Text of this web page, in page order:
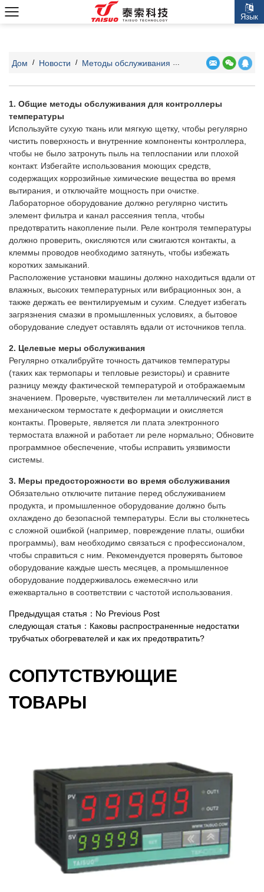
Язык
Дом / Новости / Методы обслуживания и меры предосторожности для контроллеров температуры
1. Общие методы обслуживания для контроллеры
температуры
Используйте сухую ткань или мягкую щетку, чтобы регулярно
чистить поверхность и внутренние компоненты контроллера,
чтобы не было затронуть пыль на теплоспании или плохой
контакт. Избегайте использования моющих средств,
содержащих коррозийные химические вещества во время
вытирания, и отключайте мощность при очистке.
Лабораторное оборудование должно регулярно чистить
элемент фильтра и канал рассеяния тепла, чтобы
предотвратить накопление пыли. Реле контроля температуры
должно проверить, окисляются или сжигаются контакты, а
клеммы проводов необходимо затянуть, чтобы избежать
коротких замыканий.
Расположение установки машины должно находиться вдали от
влажных, высоких температурных или вибрационных зон, а
также держать ее вентилируемым и сухим. Следует избегать
загрязнения смазки в промышленных условиях, а бытовое
оборудование следует оставлять вдали от источников тепла.
2. Целевые меры обслуживания
Регулярно откалибруйте точность датчиков температуры
(таких как термопары и тепловые резисторы) и сравните
разницу между фактической температурой и отображаемым
значением. Проверьте, чувствителен ли металлический лист в
механическом термостате к деформации и окисляется
контакты. Проверьте, является ли плата электронного
термостата влажной и работает ли реле нормально; Обновите
программное обеспечение, чтобы исправить уязвимости
системы.
3. Меры предосторожности во время обслуживания
Обязательно отключите питание перед обслуживанием
продукта, и промышленное оборудование должно быть
охлаждено до безопасной температуры. Если вы столкнетесь
с сложной ошибкой (например, повреждение платы, ошибки
программы), вам необходимо связаться с профессионалом,
чтобы справиться с ним. Рекомендуется проверять бытовое
оборудование каждые шесть месяцев, а промышленное
оборудование поддерживалось ежемесячно или
ежеквартально в соответствии с частотой использования.
Предыдущая статья：No Previous Post
следующая статья：Каковы распространенные недостатки
трубчатых обогревателей и как их предотвратить?
СОПУТСТВУЮЩИЕ
ТОВАРЫ